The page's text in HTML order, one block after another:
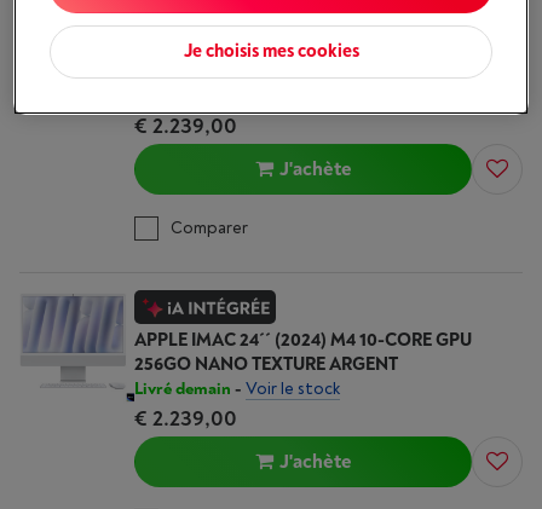
APPLE IMAC 24´´ (2024) M4 10-CORE GPU
512GO ARGENT
€ 2.239,00
J'achète
Comparer
APPLE IMAC 24´´ (2024) M4 10-CORE GPU
256GO NANO TEXTURE ARGENT
Livré demain - Voir le stock
€ 2.239,00
J'achète
Je choisis mes cookies